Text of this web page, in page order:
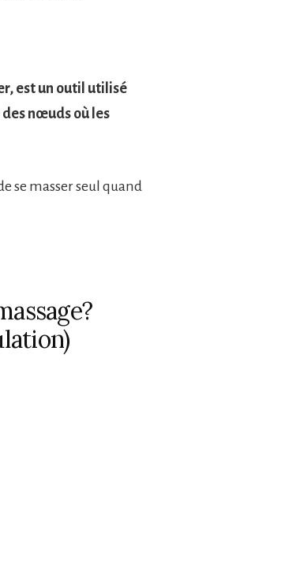
est un outil utilisé
nœuds où les
se masser seul quand